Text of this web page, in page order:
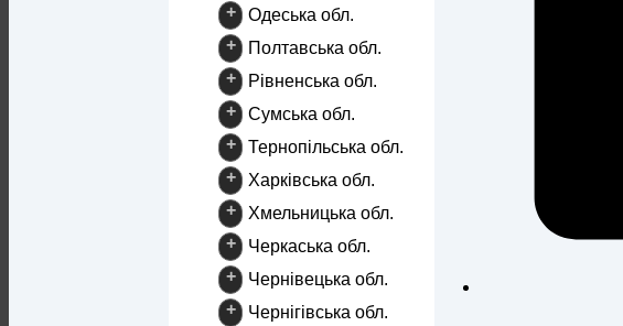
+
Одеська обл.
+
Полтавська обл.
+
Рівненська обл.
+
Сумська обл.
+
Тернопільська обл.
+
Харківська обл.
+
Хмельницька обл.
+
Черкаська обл.
+
Чернівецька обл.
+
Чернігівська обл.